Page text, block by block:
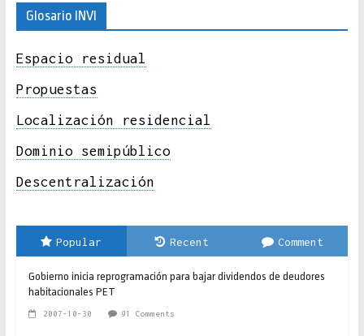
Glosario INVI
Espacio residual
Propuestas
Localización residencial
Dominio semipúblico
Descentralización
Popular Recent Comment
Gobierno inicia reprogramación para bajar dividendos de deudores
habitacionales PET
2007-10-30 91 Comments